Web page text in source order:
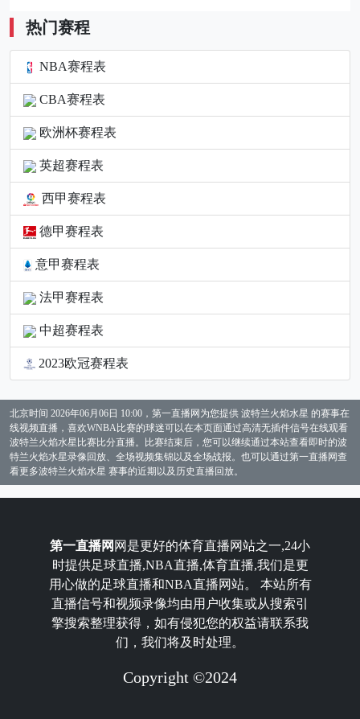
热门赛程
NBA赛程表
CBA赛程表
欧洲杯赛程表
英超赛程表
西甲赛程表
德甲赛程表
意甲赛程表
法甲赛程表
中超赛程表
2023欧冠赛程表
北京时间 2026年06月06日 10:00，第一直播网为您提供 波特兰火焰水星 的赛事在
线视频直播，喜欢WNBA比赛的球迷可以在本页面通过高清无插件信号在线观看
波特兰火焰水星比赛比分直播。比赛结束后，您可以继续通过本站查看即时的波
特兰火焰水星录像回放、全场视频集锦以及全场战报。也可以通过第一直播网查
看更多波特兰火焰水星 赛事的近期以及历史直播回放。
第一直播网 网是更好的体育直播网站之一,24小
时提供足球直播,NBA直播,体育直播,我们是更
用心做的足球直播和NBA直播网站。 本站所有
直播信号和视频录像均由用户收集或从搜索引
擎搜索整理获得，如有侵犯您的权益请联系我
们，我们将及时处理。
Copyright ©2024